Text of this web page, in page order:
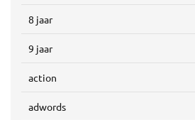
8 jaar
9 jaar
action
adwords